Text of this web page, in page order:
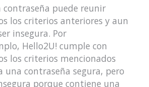
contraseña puede reunir
los criterios anteriores y aun
insegura. Por
Hello2U! cumple con
los criterios mencionados
una contraseña segura, pero
porque contiene una